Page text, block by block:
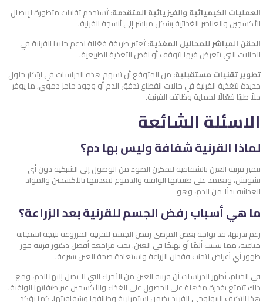
العمليات الكيميائية والفيزيائية المتقدمة:تُستخدم تقنيات متطورة لإيصال
الأكسجين والعناصر الغذائية بشكل مباشر إلى أنسجة القرنية.
الحقن المباشر للمحاليل المغذية:تُعتبر طريقة فعّالة لدعم خلايا القرنية في
الحالات التي تتعرض فيها لتوقف أو نقص التغذية الطبيعية.
تطوير تقنيات مستقبلية: من المتوقع أن تسهم هذه الدراسات في ابتكار حلول
جديدة لتغذية القرنية في حالات انقطاع تدفق الدم أو وجود حاجز دموي، ما يوفر
حلاً طبيًا فعّالًا لحماية وظائف القرنية.
الاسئلة الشائعة
لماذا القرنية شفافة وليس بها دم؟
تتميز قرنية العين بالشفافية لتمكين الضوء من الوصول إلى الشبكية دون أي
تشويش، وتعتمد على طبقاتها الواقية والدموع لتغذيتها بالأكسجين والمواد
الغذائية بدلًا من الدم، وهو
ما هي أسباب رفض الجسم للقرنية بعد الزراعة؟
رغم ندرتها، قد يواجه بعض المرضى رفض الجسم للقرنية المزروعة نتيجة استجابة
مناعية، مما يسبب ألمًا أو تهيجًا في العين. يجب مراجعة أفضل دكتور قرنية فور
ظهور أي أعراض لتجنب فقدان الزراعة واستعادة صحة العين بسرعة.
في الختام، تُظهر الدراسات أن قرنية العين من الأجزاء التي لا يصل إليها الدم​، ومع
ذلك تتمتع بقدرة مذهلة على الحصول على الغذاء والأكسجين عبر طبقاتها الواقية.
هذا التكيف البيولوجي الفريد يضمن استمرارية وظائفها وشفافيتها، كما يؤكد